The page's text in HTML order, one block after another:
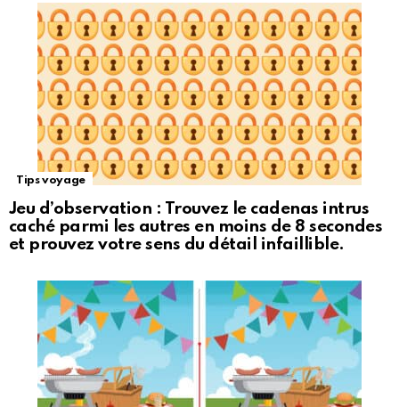
Tips voyage
Jeu d’observation : Trouvez le cadenas intrus
caché parmi les autres en moins de 8 secondes
et prouvez votre sens du détail infaillible.